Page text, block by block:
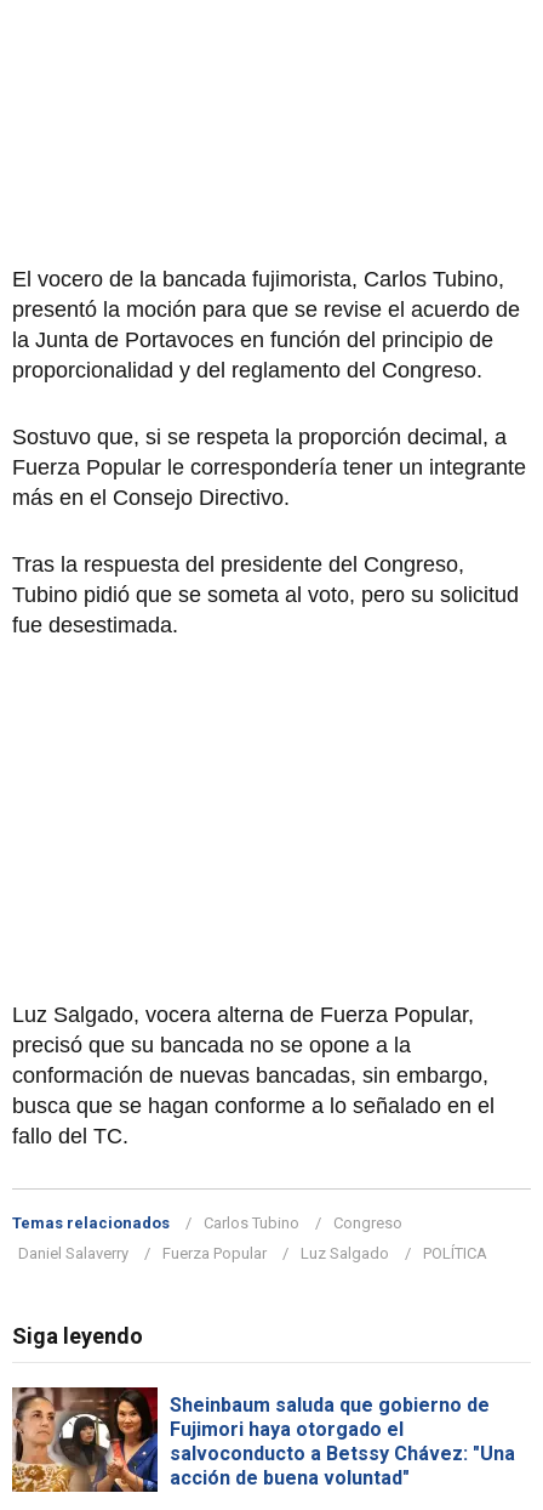
El vocero de la bancada fujimorista, Carlos Tubino,
presentó la moción para que se revise el acuerdo de
la Junta de Portavoces en función del principio de
proporcionalidad y del reglamento del Congreso.
Sostuvo que, si se respeta la proporción decimal, a
Fuerza Popular le correspondería tener un integrante
más en el Consejo Directivo.
Tras la respuesta del presidente del Congreso,
Tubino pidió que se someta al voto, pero su solicitud
fue desestimada.
Luz Salgado, vocera alterna de Fuerza Popular,
precisó que su bancada no se opone a la
conformación de nuevas bancadas, sin embargo,
busca que se hagan conforme a lo señalado en el
fallo del TC.
Temas relacionados Carlos Tubino
Congreso
Daniel Salaverry
Fuerza Popular Luz Salgado POLÍTICA
Siga leyendo
Sheinbaum saluda que gobierno de
Fujimori haya otorgado el
salvoconducto a Betssy Chávez: "Una
acción de buena voluntad"